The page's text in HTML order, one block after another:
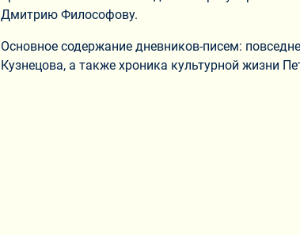
Дмитрию Философову.
Основное содержание дневников-писем:
Кузнецова, а также хроника культурной жизни